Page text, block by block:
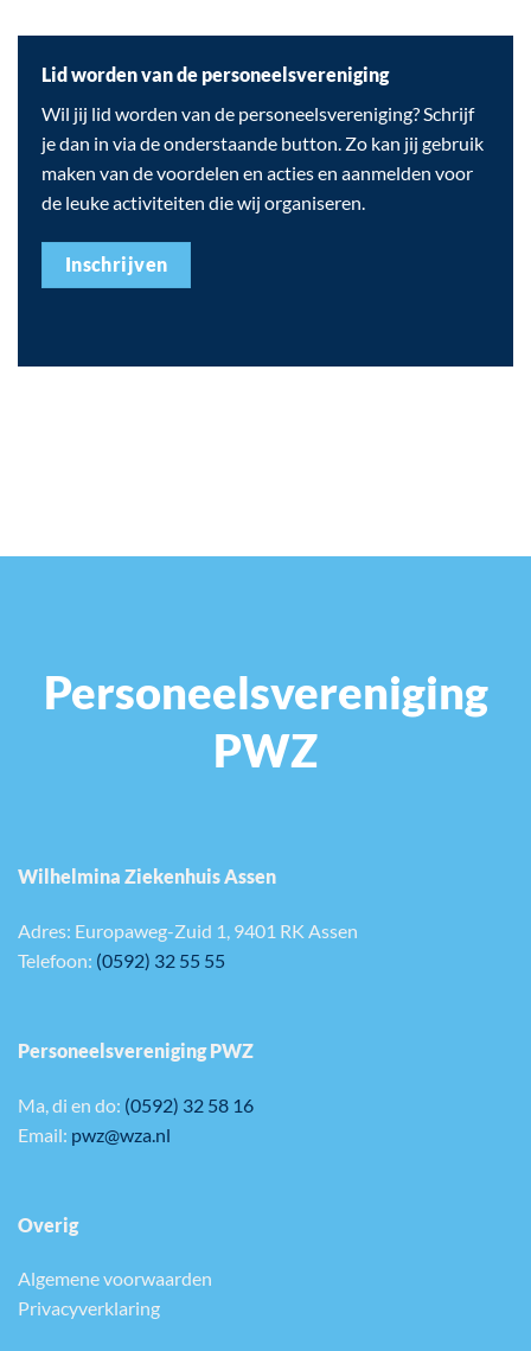
Lid worden van de personeelsvereniging
Wil jij lid worden van de personeelsvereniging? Schrijf
je dan in via de onderstaande button. Zo kan jij gebruik
maken van de voordelen en acties en aanmelden voor
de leuke activiteiten die wij organiseren.
Inschrijven
Personeelsvereniging
PWZ
Wilhelmina Ziekenhuis Assen
Adres: Europaweg-Zuid 1, 9401 RK Assen
Telefoon: (0592) 32 55 55
Personeelsvereniging PWZ
Ma, di en do: (0592) 32 58 16
Email: pwz@wza.nl
Overig
Algemene voorwaarden
Privacyverklaring